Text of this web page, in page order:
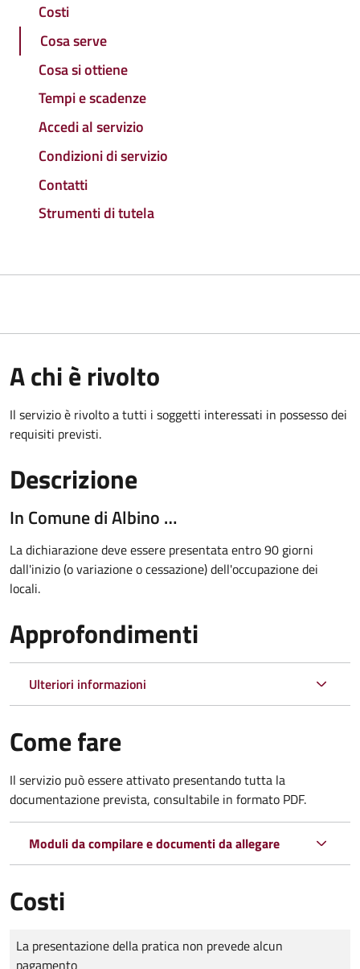
Costi
Cosa serve
Cosa si ottiene
Tempi e scadenze
Accedi al servizio
Condizioni di servizio
Contatti
Strumenti di tutela
A chi è rivolto
Il servizio è rivolto a tutti i soggetti interessati in possesso dei
requisiti previsti.
Descrizione
In Comune di Albino …
La dichiarazione deve essere presentata entro 90 giorni
dall'inizio (o variazione o cessazione) dell'occupazione dei
locali.
Approfondimenti
Ulteriori informazioni
Come fare
Il servizio può essere attivato presentando tutta la
documentazione prevista, consultabile in formato PDF.
Moduli da compilare e documenti da allegare
Costi
Tipo di pagamento
Importo
La presentazione della pratica non prevede alcun